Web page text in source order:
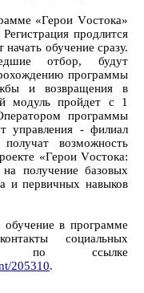
«Герои Vостока»
продлится
обучение сразу.
отбор, будут
программы
и возвращения в
модуль пройдет с 1
программы
управления - филиал
возможность
«Герои Vостока:
получение базовых
и первичных навыков
в программе
социальных
по ссылке
205310.